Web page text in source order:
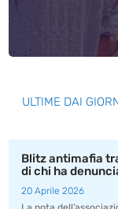
ULTIME DAI
Blitz antimafia
di chi ha
20 Aprile 2026